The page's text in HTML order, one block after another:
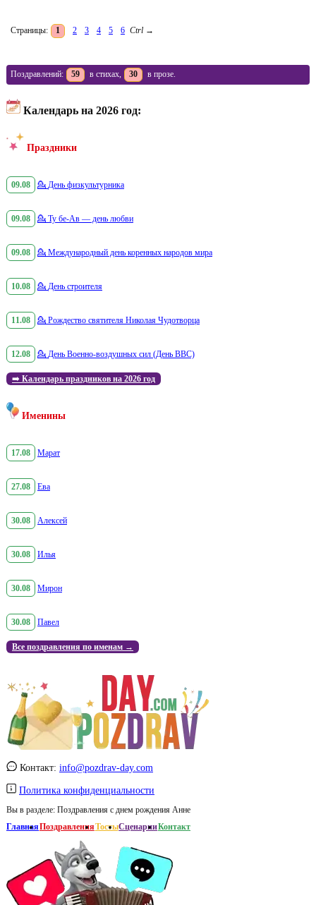
Страницы: 1 2 3 4 5 6 Ctrl →
Поздравлений: 59 в стихах, 30 в прозе.
Календарь на 2026 год:
Праздники
09.08 💁 День физкультурника
09.08 💁 Ту бе-Ав — день любви
09.08 💁 Международный день коренных народов мира
10.08 💁 День строителя
11.08 💁 Рождество святителя Николая Чудотворца
12.08 💁 День Военно-воздушных сил (День ВВС)
➡️ Календарь праздников на 2026 год
Именины
17.08 Марат
27.08 Ева
30.08 Алексей
30.08 Илья
30.08 Мирон
30.08 Павел
Все поздравления по именам →
Контакт: info@pozdrav-day.com
Политика конфиденциальности
Вы в разделе: Поздравления с днем рождения Анне
ГлавнаяПоздравленияТостыСценарииКонтакт